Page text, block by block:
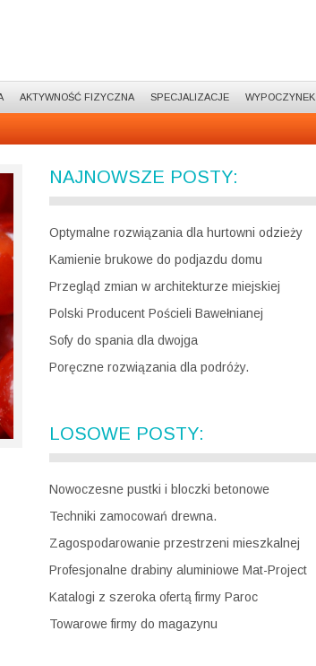
AKTYWNOŚĆ FIZYCZNA SPECJALIZACJE WYPOCZYNEK
NAJNOWSZE POSTY:
Optymalne rozwiązania dla hurtowni odzieży
Kamienie brukowe do podjazdu domu
Przegląd zmian w architekturze miejskiej
Polski Producent Pościeli Bawełnianej
Sofy do spania dla dwojga
Poręczne rozwiązania dla podróży.
LOSOWE POSTY:
Nowoczesne pustki i bloczki betonowe
Techniki zamocowań drewna.
Zagospodarowanie przestrzeni mieszkalnej
Profesjonalne drabiny aluminiowe Mat-Project
Katalogi z szeroka ofertą firmy Paroc
Towarowe firmy do magazynu